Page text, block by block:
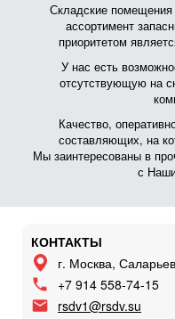
Складские
ассортимент
приоритетом
У нас есть
отсутствующую на
Качество,
составляющих, на
Мы заинтересованы в
с
КОНТАКТЫ
г. Москва,
+7 914 558-74-15
rsdv1@rsdv.su